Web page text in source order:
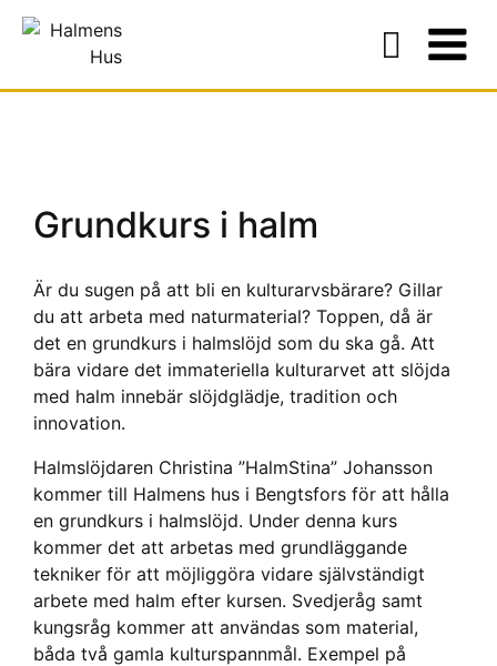
Grundkurs i halm
Är du sugen på att bli en kulturarvsbärare? Gillar
du att arbeta med naturmaterial? Toppen, då är
det en grundkurs i halmslöjd som du ska gå. Att
bära vidare det immateriella kulturarvet att slöjda
med halm innebär slöjdglädje, tradition och
innovation.
Halmslöjdaren Christina ”HalmStina” Johansson
kommer till Halmens hus i Bengtsfors för att hålla
en grundkurs i halmslöjd. Under denna kurs
kommer det att arbetas med grundläggande
tekniker för att möjliggöra vidare självständigt
arbete med halm efter kursen. Svedjeråg samt
kungsråg kommer att användas som material,
båda två gamla kulturspannmål. Exempel på